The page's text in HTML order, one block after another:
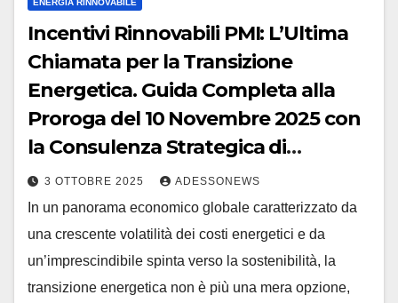
ENERGIA RINNOVABILE
Incentivi Rinnovabili PMI: L’Ultima
Chiamata per la Transizione
Energetica. Guida Completa alla
Proroga del 10 Novembre 2025 con
la Consulenza Strategica di
Retefin.it – #Retefin – Retefin –
#Finsubito – Finsubito –
#Adessonews – #Adessonews –
#Finsubito – Adessonews
3 OTTOBRE 2025 ADESSONEWS
In un panorama economico globale caratterizzato da
una crescente volatilità dei costi energetici e da
un’imprescindibile spinta verso la sostenibilità, la
transizione energetica non è più una mera opzione,